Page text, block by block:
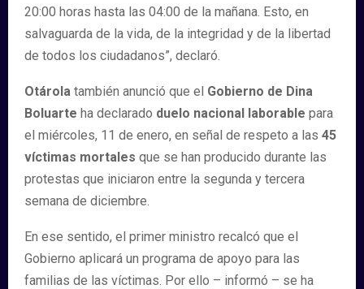
20:00 horas hasta las 04:00 de la mañana. Esto, en
salvaguarda de la vida, de la integridad y de la libertad
de todos los ciudadanos”, declaró.
Otárola también anunció que el Gobierno de Dina
Boluarte ha declarado duelo nacional laborable para
el miércoles, 11 de enero, en señal de respeto a las 45
víctimas mortales que se han producido durante las
protestas que iniciaron entre la segunda y tercera
semana de diciembre.
En ese sentido, el primer ministro recalcó que el
Gobierno aplicará un programa de apoyo para las
familias de las víctimas. Por ello – informó – se ha